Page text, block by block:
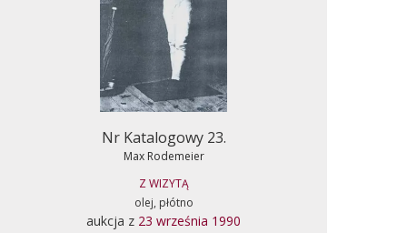
Nr Katalogowy 23.
Max Rodemeier
Z WIZYTĄ
olej, płótno
aukcja z 23 września 1990